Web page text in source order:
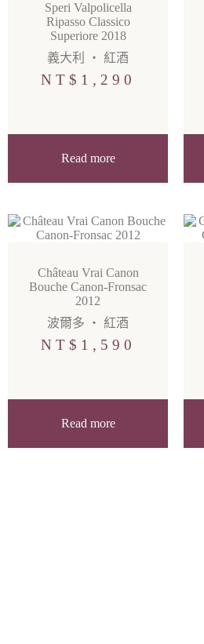
Speri Valpolicella
Ripasso Classico
Superiore 2018
義大利
・ 紅酒
NT$ 1,290
Read more
Château Vrai Canon
Bouche Canon-Fronsac
2012
波爾多 ・ 紅酒
NT$ 1,590
Read more